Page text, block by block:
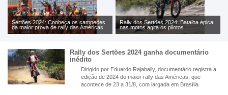
Sertões 2024: Conheça os campeões
da maior prova de rally das Américas
Rally dos Sertões 2024: Batalha épica
nas motos agita os pilotos
Rally dos Sertões 2024 ganha documentário
inédito
Dirigido por Eduardo Rajabally, documentário registra a
edição de 2024 do maior rally das Américas, que
acontece de 23 a 31/8, com largada em Brasília